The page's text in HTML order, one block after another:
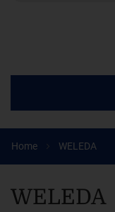
Home WELEDA
WELEDA